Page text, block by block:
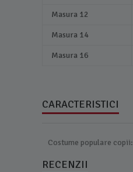
Masura 12
Masura 14
Masura 16
CARACTERISTICI
Costume populare copii:
RECENZII